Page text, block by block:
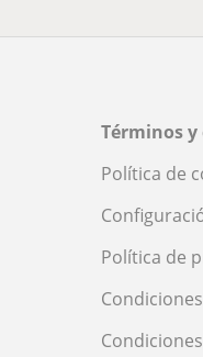
Términos
Política de
Política de